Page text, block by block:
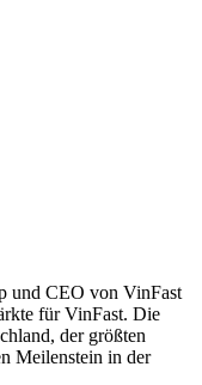
und CEO von VinFast
für VinFast. Die
der größten
Meilenstein in der